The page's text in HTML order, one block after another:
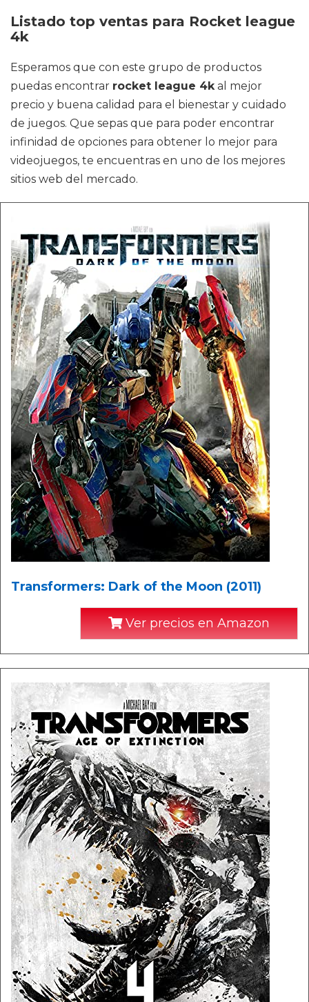
Listado top ventas para Rocket league
4k
Esperamos que con este grupo de productos
puedas encontrar rocket league 4kal mejor
precio y buena calidad para el bienestar y cuidado
de juegos. Que sepas que para poder encontrar
infinidad de opciones para obtener lo mejor para
videojuegos, te encuentras en uno de los mejores
sitios web del mercado.
Transformers: Dark of the Moon (2011)
Ver precios en Amazon